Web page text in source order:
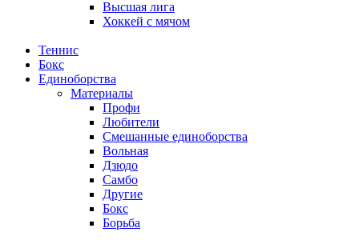
Высшая лига
Хоккей с мячом
Теннис
Бокс
Единоборства
Материалы
Профи
Любители
Смешанные единоборства
Вольная
Дзюдо
Самбо
Другие
Бокс
Борьба